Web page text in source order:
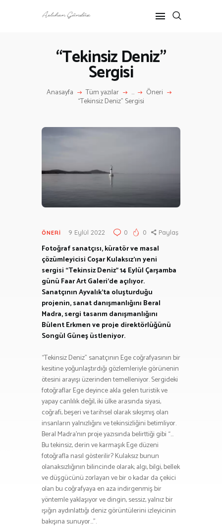
“Tekinsiz Deniz”
Sergisi
Anasayfa Tüm yazılar ... Öneri
“Tekinsiz Deniz” Sergisi
ANASAYFA
ANNE-ÇOCUK
HAKKIMDA
İLETIŞIM
ÖNERI 9 Eylül 2022 0 0 Paylaş
Fotoğraf sanatçısı, küratör ve masal
çözümleyicisi Coşar Kulaksız’ın yeni
sergisi “Tekinsiz Deniz” 14 Eylül Çarşamba
günü Faar Art Galeri’de açılıyor.
Sanatçının Ayvalık’ta oluşturduğu
projenin, sanat danışmanlığını Beral
Madra, sergi tasarım danışmanlığını
Bülent Erkmen ve proje direktörlüğünü
Songül Güneş üstleniyor.
“Tekinsiz Deniz” sanatçının Ege coğrafyasının bir
kesitine yoğunlaştırdığı gözlemleriyle görünenin
ötesini arayışı üzerinden temelleniyor. Sergideki
fotoğraflar Ege deyince akla gelen turistik ve
yapay canlılık değil, iki ülke arasında siyasi,
coğrafi, beşeri ve tarihsel olarak sıkışmış olan
insanların yalnızlığını ve tekinsizliğini betimliyor.
Beral Madra’nın proje yazısında belirttiği gibi “…
Bu tekinsiz, derin ve karmaşık Ege düzeni
fotoğrafla nasıl gösterilir? Kulaksız bunun
olanaksızlığının bilincinde olarak; algı, bilgi, bellek
ve düşgücünü zorlayan ve bir o kadar da çekici
olan bu coğrafyaya en aza indirgenmiş bir
yöntemle yaklaşıyor ve dingin, sessiz, yalnız bir
ışığın aydınlattığı deniz görüntülerini izleyicinin
bakışına sunuyor…”.